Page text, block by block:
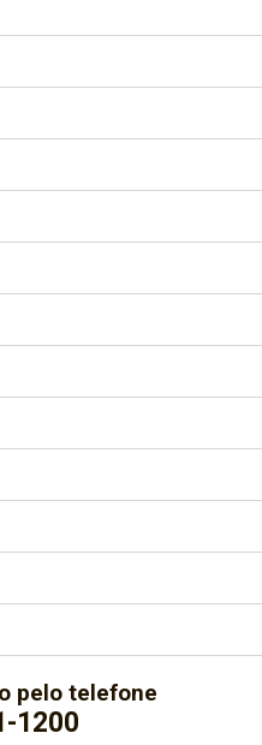
pelo telefone
1200